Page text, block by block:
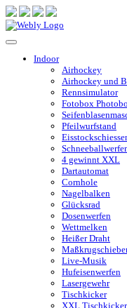
Indoor
Airhockey
Airhockey und
Rennsimulator
Fotobox
Pfeilwurfstand
4 gewinnt XXL
Dartautomat
Cornhole
Nagelbalken
Glücksrad
Dosenwerfen
Wettmelken
Heißer Draht
Live-Musik
Hufeisenwerfen
Lasergewehr
Tischkicker
XXL Tischkicker